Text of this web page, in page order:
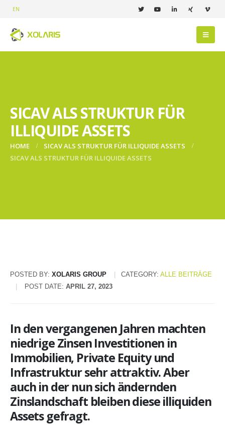
EN
SICAV ALS STRUKTUR FÜR
ILLIQUIDE ASSETS
HOME
SICAV ALS STRUKTUR FÜR ILLIQUIDE ASSETS
SICAV ALS STRUKTUR FÜR ILLIQUIDE ASSETS
POSTED BY: XOLARIS GROUP CATEGORY:ALLE BEITRÄGE
POST DATE:APRIL 27, 2023
In den vergangenen Jahren machten
niedrige Zinsen Investitionen in
Immobilien, Private Equity und
Infrastruktur sehr attraktiv. Aber
auch in der nun sich ändernden
Zinslandschaft bleiben diese illiquiden
Assets gefragt.